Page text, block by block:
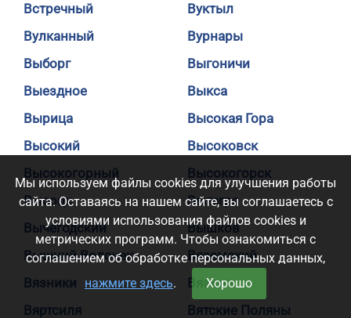
Встречный
Вуктыл
Вулканный
Вурнары
Выборг
Выгоничи
Выездное
Выкса
Вырица
Высокая Гора
Высокий
Высоковск
Высокогорный
Высокогорск
Высоцк
Вытегра
Вычегодский
Вышков
Вышний Волочек
Вяземский
Вязники
Вязьма
Вяртсиля
Вятские Поляны
Мы используем файлы cookies для улучшения работы
сайта. Оставаясь на нашем сайте, вы соглашаетесь с
условиями использования файлов cookies и
метрических программ. Чтобы ознакомиться с
соглашением об обработке персональных данных,
нажмите здесь. Хорошо